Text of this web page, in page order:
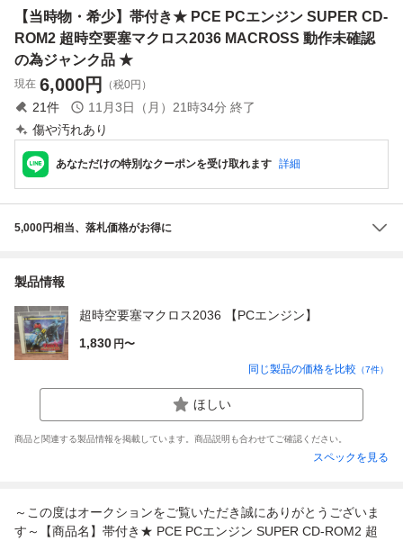
【当時物・希少】帯付き★ PCE PCエンジン SUPER CD-
ROM2 超時空要塞マクロス2036 MACROSS 動作未確認
の為ジャンク品 ★
現在 6,000円 （税0円）
21件 11月3日（月）21時34分 終了
傷や汚れあり
あなただけの特別なクーポンを受け取れます 詳細
5,000円相当、落札価格がお得に
製品情報
超時空要塞マクロス2036 【PCエンジン】
1,830 円〜
同じ製品の価格を比較 （7件）
ほしい
商品と関連する製品情報を掲載しています。商品説明も合わせてご確認ください。
スペックを見る
～この度はオークションをご覧いただき誠にありがとうございま
す～【商品名】帯付き★ PCE PCエンジン SUPER CD-ROM2 超